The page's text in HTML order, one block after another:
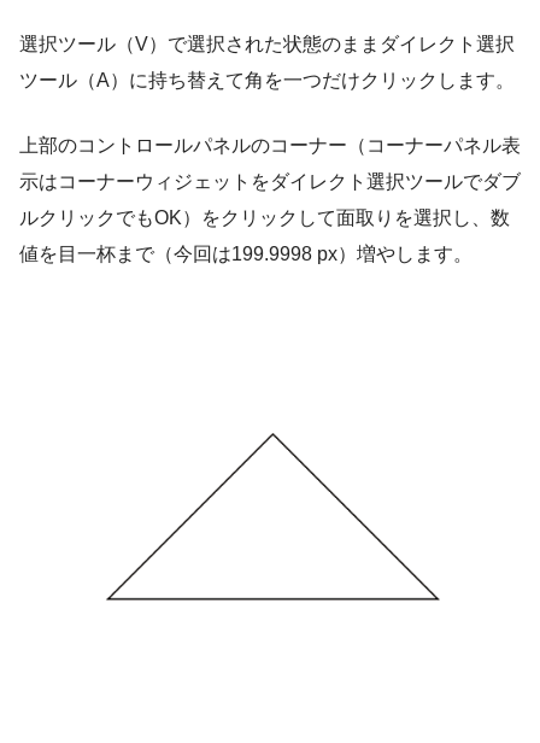
選択ツール（V）で選択された状態のままダイレクト選択
ツール（A）に持ち替えて角を一つだけクリックします。
上部のコントロールパネルのコーナー（コーナーパネル表
示はコーナーウィジェットをダイレクト選択ツールでダブ
ルクリックでもOK）をクリックして面取りを選択し、数
値を目一杯まで（今回は199.9998 px）増やします。